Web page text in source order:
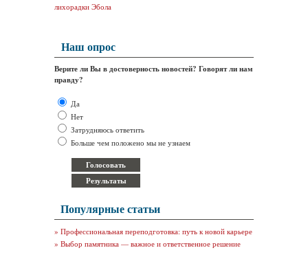
лихорадки Эбола
Наш опрос
Верите ли Вы в достоверность новостей? Говорят ли нам
правду?
Да
Нет
Затрудняюсь ответить
Больше чем положено мы не узнаем
Популярные статьи
» Профессиональная переподготовка: путь к новой карьере
» Выбор памятника — важное и ответственное решение